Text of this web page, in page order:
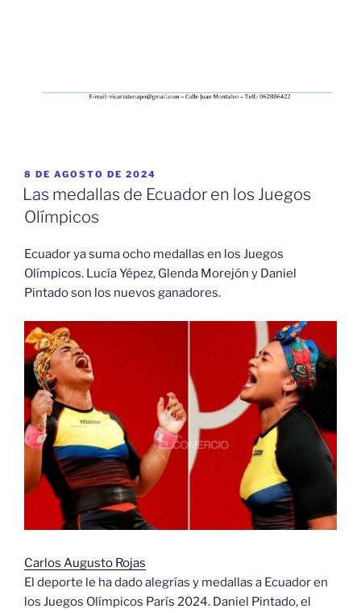
PUBLICADO
EL
8 DE AGOSTO DE 2024
Las medallas de Ecuador en los Juegos
Olímpicos
Ecuador ya suma ocho medallas en los Juegos
Olímpicos. Lucía Yépez, Glenda Morejón y Daniel
Pintado son los nuevos ganadores.
Carlos Augusto Rojas
El deporte le ha dado alegrías y medallas a Ecuador en
los Juegos Olímpicos París 2024. Daniel Pintado, el